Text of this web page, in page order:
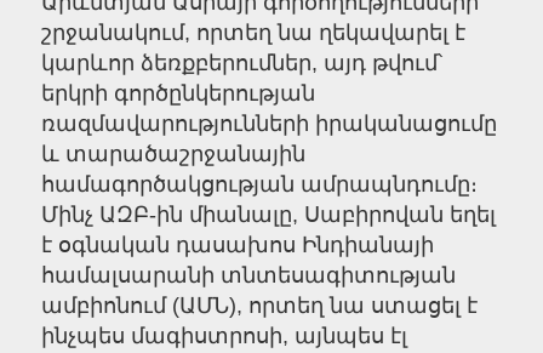
շրջանակում, որտեղ նա ղեկավարել է
կարևոր ձեռքբերումներ, այդ թվում՝
երկրի գործընկերության
ռազմավարությունների իրականացումը
և տարածաշրջանային
համագործակցության ամրապնդումը։
Մինչ ԱԶԲ-ին միանալը, Սաբիրովան եղել
է օգնական դասախոս Ինդիանայի
համալսարանի տնտեսագիտության
ամբիոնում (ԱՄՆ), որտեղ նա ստացել է
ինչպես մագիստրոսի, այնպես էլ